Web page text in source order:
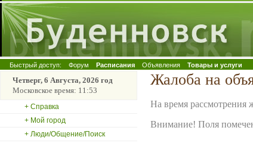
Быстрый доступ: Форум Расписания Объявления Товары и услуги
Четверг, 6 Августа, 2026 год
Московское время: 11:53
+ Справка
+ Мой город
+ Люди/Общение/Поиск
Жалоба на
На время рассмотрения
Внимание! Поля